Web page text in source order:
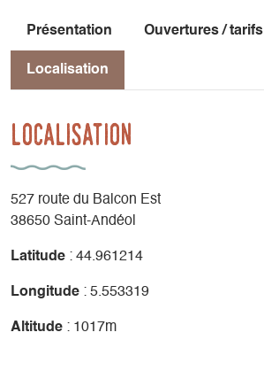
Présentation Ouvertures / tarifs
Localisation
Localisation
527 route du Balcon Est
38650 Saint-Andéol
Latitude : 44.961214
Longitude : 5.553319
Altitude : 1017m